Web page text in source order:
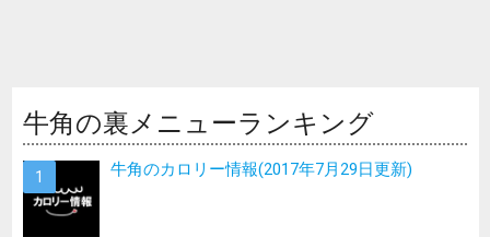
牛角の裏メニューランキング
牛角のカロリー情報(2017年7月29日更新)